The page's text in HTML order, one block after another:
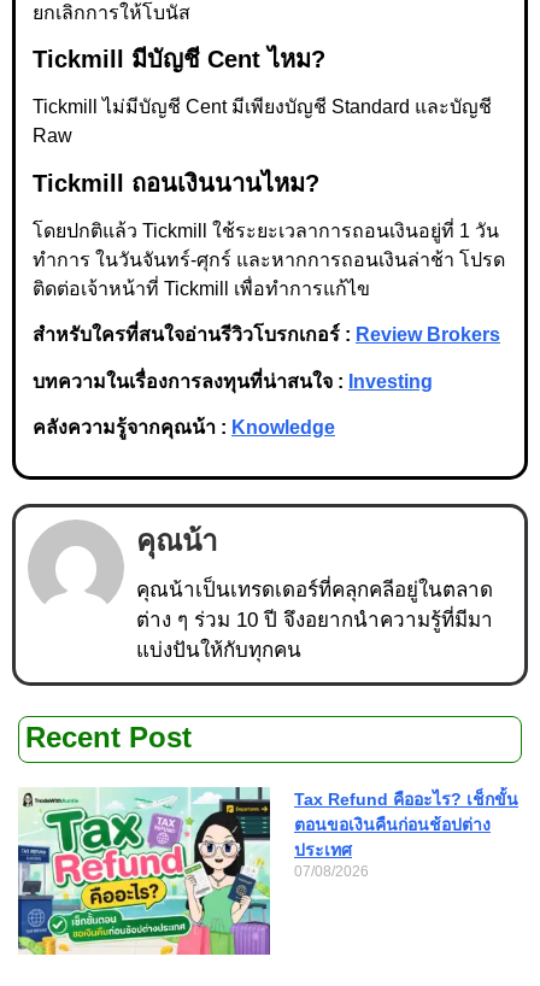
ยกเลิกการให้โบนัส
Tickmill มีบัญชี Cent ไหม?
Tickmill ไม่มีบัญชี Cent มีเพียงบัญชี Standard และบัญชี
Raw
Tickmill ถอนเงินนานไหม?
โดยปกติแล้ว Tickmill ใช้ระยะเวลาการถอนเงินอยู่ที่ 1 วัน
ทำการ ในวันจันทร์-ศุกร์ และหากการถอนเงินล่าช้า โปรด
ติดต่อเจ้าหน้าที่ Tickmill เพื่อทำการแก้ไข
สำหรับใครที่สนใจอ่านรีวิวโบรกเกอร์ : Review Brokers
บทความในเรื่องการลงทุนที่น่าสนใจ : Investing
คลังความรู้จากคุณน้า : Knowledge
คุณน้า
คุณน้าเป็นเทรดเดอร์ที่คลุกคลีอยู่ในตลาด
ต่าง ๆ ร่วม 10 ปี จึงอยากนำความรู้ที่มีมา
แบ่งปันให้กับทุกคน
Recent Post
Tax Refund คืออะไร? เช็กขั้น
ตอนขอเงินคืนก่อนช้อปต่าง
ประเทศ
07/08/2026